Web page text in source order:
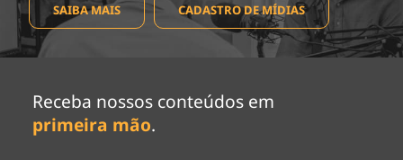
SAIBA MAIS CADASTRO DE MÍDIAS
Receba nossos conteúdos em
primeira mão.